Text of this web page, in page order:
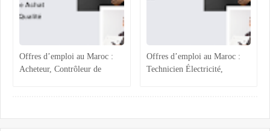
Offres d’emploi au Maroc :
Acheteur, Contrôleur de
Offres d’emploi au Maroc :
Technicien Électricité,